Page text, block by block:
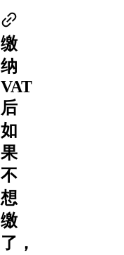
缴
纳
VAT
后
如
果
不
想
缴
了，